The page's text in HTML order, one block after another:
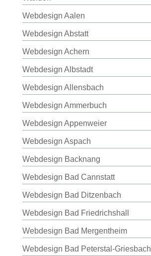
Webdesign Aalen
Webdesign Abstatt
Webdesign Achern
Webdesign Albstadt
Webdesign Allensbach
Webdesign Ammerbuch
Webdesign Appenweier
Webdesign Aspach
Webdesign Backnang
Webdesign Bad Cannstatt
Webdesign Bad Ditzenbach
Webdesign Bad Friedrichshall
Webdesign Bad Mergentheim
Webdesign Bad Peterstal-Griesbach